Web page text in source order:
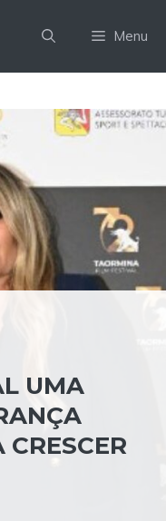
Menu
UMA